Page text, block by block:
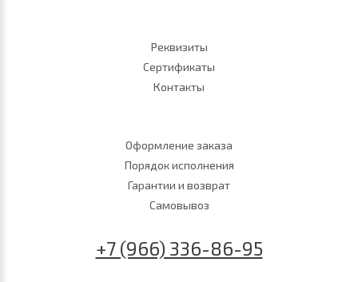
Реквизиты
Сертификаты
Контакты
Оформление заказа
Порядок исполнения
Гарантии и возврат
Самовывоз
+7 (966) 336-86-95